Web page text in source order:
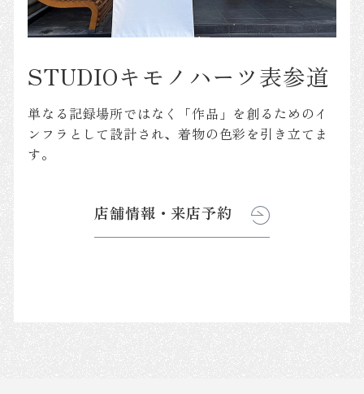
STUDIOキモノハーツ表参道
単なる記録場所ではなく「作品」を創るためのイ
ンフラとして設計され、着物の色彩を引き立てま
す。
店舗情報・来店予約